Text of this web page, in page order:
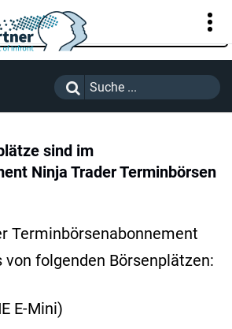
KUNDENPORTAL
sind im
Ninja Trader Terminbörsen
Terminbörsenabonnement
folgenden Börsenplätzen:
E-Mini)